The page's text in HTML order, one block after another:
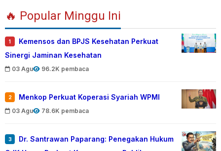
🔥 Popular Minggu Ini
1
Kemensos dan BPJS Kesehatan Perkuat
Sinergi Jaminan Kesehatan
03 Agu 96.2K pembaca
2 Menkop Perkuat Koperasi Syariah WPMI
03 Agu 78.6K pembaca
3
Dr. Santrawan Paparang: Penegakan Hukum